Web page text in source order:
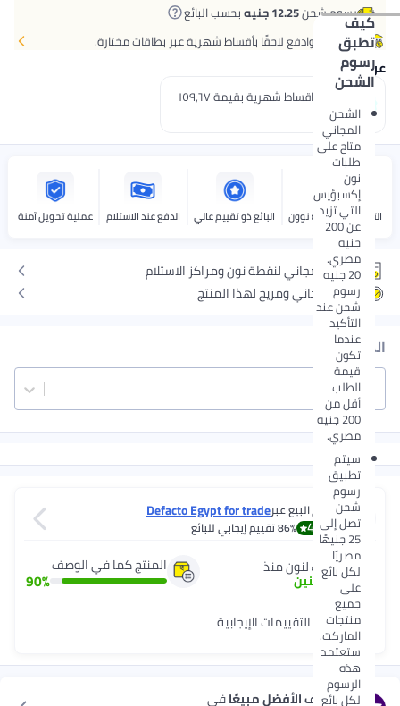
رسوم شحن12.25 جنيه بحسب البائع كيف
تطبق
رسوم
الشحن
الشحن
المجاني
متاح على
طلبات
نون
إكسبؤيس
التي تزيد
عن 200
جنيه
مصري.
20 جنيه
رسوم
شحن عند
التأكيد
عندما
تكون
قيمة
الطلب
أقل من
200 جنيه
مصري.
سيتم
تطبيق
رسوم
شحن
تصل إلى
25 جنيهًا
مصريًا
لكل بائع
على
جميع
منتجات
الماركت.
ستعتمد
هذه
الرسوم
لكل بائع
اشتر الآن وادفع لاحقًا بأقساط شهرية عبر بطاقات مختارة.
عروض الدفع
إدفع 3 اقساط شهرية بقيمة ١٥٩٫٦٧
جنيه.
التوصيل بواسطة نوون البائع ذو تقييم عالي الدفع عند الاستلام عملية تحويل آمنة
توصيل مجاني لنقطة نون ومراكز الاستلام
إرجاع مجاني ومريح لهذا المنتج
المقاس
9-10Y
يتم البيع عبرDefacto Egypt for trade
4.3
86%تقييم إيجابي للبائع
المنتج كما في الوصف
90%
شريك لنون منذ
7
+سنين
أحدث التقييمات الإيجابية
استكشف الأفضل مبيعًافي